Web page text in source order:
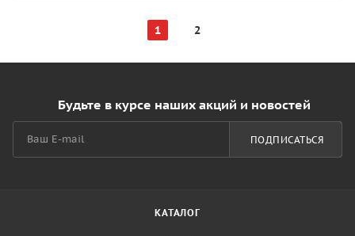
1 2
Будьте в курсе наших акций и новостей
ПОДПИСАТЬСЯ
КАТАЛОГ